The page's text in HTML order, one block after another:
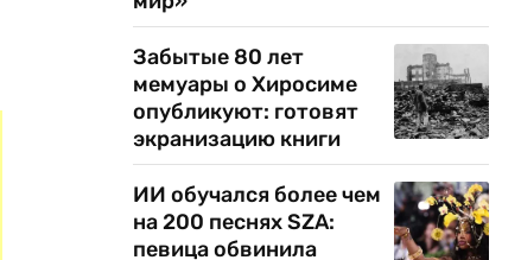
Забытые 80 лет
мемуары о Хиросиме
опубликуют: готовят
экранизацию книги
ИИ обучался более чем
на 200 песнях SZA:
певица обвинила